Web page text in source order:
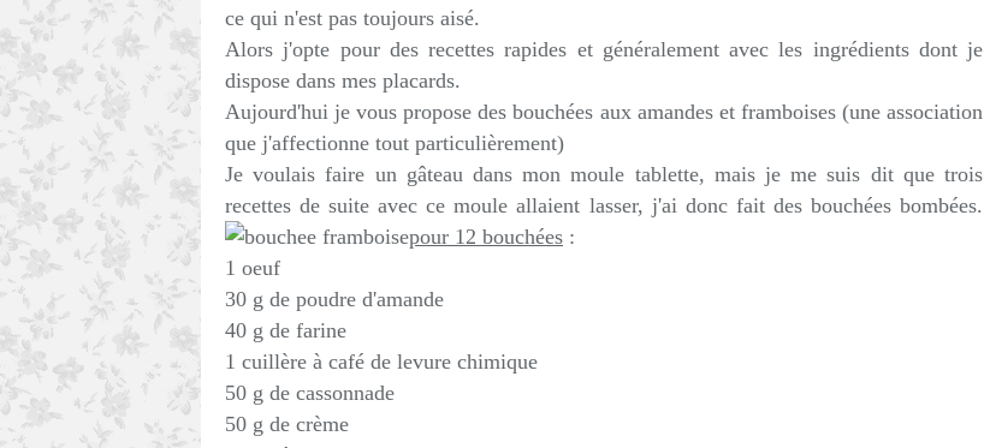
ce qui n'est pas toujours aisé.
Alors j'opte pour des recettes rapides et généralement avec les ingrédients dont je
dispose dans mes placards.
Aujourd'hui je vous propose des bouchées aux amandes et framboises (une association
que j'affectionne tout particulièrement)
Je voulais faire un gâteau dans mon moule tablette, mais je me suis dit que trois
recettes de suite avec ce moule allaient lasser, j'ai donc fait des bouchées bombées.
pour 12 bouchées :
1 oeuf
30 g de poudre d'amande
40 g de farine
1 cuillère à café de levure chimique
50 g de cassonnade
50 g de crème